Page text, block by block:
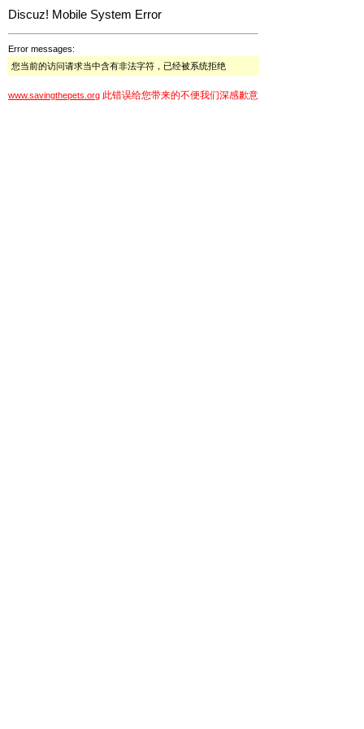
Discuz! Mobile System Error
Error messages:
您当前的访问请求当中含有非法字符，已经被系统拒绝
www.savingthepets.org 此错误给您带来的不便我们深感歉意